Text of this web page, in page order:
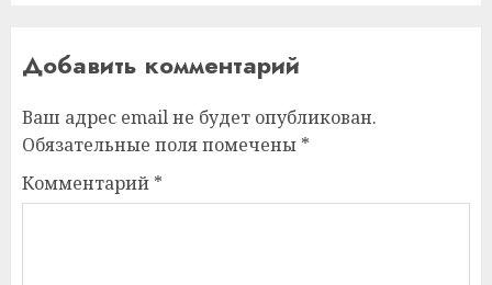
Добавить комментарий
Ваш адрес email не будет опубликован.
Обязательные поля помечены *
Комментарий *